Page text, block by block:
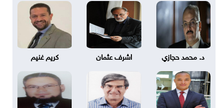
د. محمد حجازي اشرف عثمان كريم غنيم